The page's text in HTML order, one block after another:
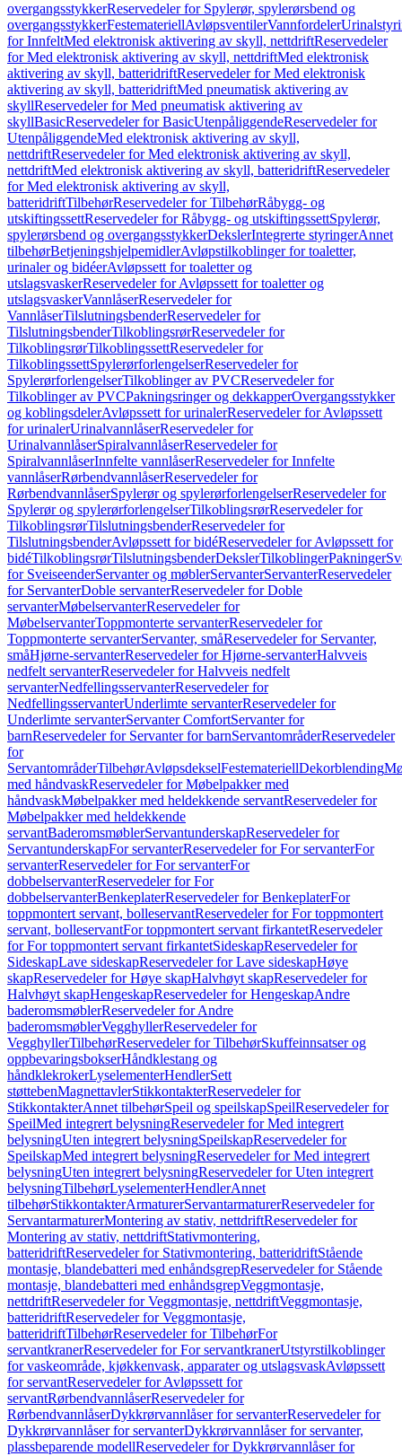
overgangsstykkerReservedeler for Spylerør, spylerørsbend og
overgangsstykkerFestemateriellAvløpsventilerVannfordeler
for InnfeltMed elektronisk aktivering av skyll, nettdriftReservedeler
for Med elektronisk aktivering av skyll, nettdriftMed elektronisk
aktivering av skyll, batteridriftReservedeler for Med elektronisk
aktivering av skyll, batteridriftMed pneumatisk aktivering av
skyllReservedeler for Med pneumatisk aktivering av
skyllBasicReservedeler for BasicUtenpåliggendeReservedeler for
UtenpåliggendeMed elektronisk aktivering av skyll,
nettdriftReservedeler for Med elektronisk aktivering av skyll,
nettdriftMed elektronisk aktivering av skyll, batteridriftReservedeler
for Med elektronisk aktivering av skyll,
batteridriftTilbehørReservedeler for TilbehørRåbygg- og
utskiftingssettReservedeler for Råbygg- og utskiftingssettSpylerør,
spylerørsbend og overgangsstykkerDekslerIntegrerte styringerAnnet
tilbehørBetjeningshjelpemidlerAvløpstilkoblinger for toaletter,
urinaler og bidéerAvløpssett for toaletter og
utslagsvaskerReservedeler for Avløpssett for toaletter og
utslagsvaskerVannlåserReservedeler for
VannlåserTilslutningsbenderReservedeler for
TilslutningsbenderTilkoblingsrørReservedeler for
TilkoblingsrørTilkoblingssettReservedeler for
TilkoblingssettSpylerørforlengelserReservedeler for
SpylerørforlengelserTilkoblinger av PVCReservedeler for
Tilkoblinger av PVCPakningsringer og dekkapperOvergangsstykker
og koblingsdelerAvløpssett for urinalerReservedeler for Avløpssett
for urinalerUrinalvannlåserReservedeler for
UrinalvannlåserSpiralvannlåserReservedeler for
SpiralvannlåserInnfelte vannlåserReservedeler for Innfelte
vannlåserRørbendvannlåserReservedeler for
RørbendvannlåserSpylerør og spylerørforlengelserReservedeler for
Spylerør og spylerørforlengelserTilkoblingsrørReservedeler for
TilkoblingsrørTilslutningsbenderReservedeler for
TilslutningsbenderAvløpssett for bidéReservedeler for Avløpssett for
bidéTilkoblingsrørTilslutningsbenderDekslerTilkoblingerPakninger
for SveiseenderServanter og møblerServanterServanterReservedeler
for ServanterDoble servanterReservedeler for Doble
servanterMøbelservanterReservedeler for
MøbelservanterToppmonterte servanterReservedeler for
Toppmonterte servanterServanter, småReservedeler for Servanter,
småHjørne-servanterReservedeler for Hjørne-servanterHalvveis
nedfelt servanterReservedeler for Halvveis nedfelt
servanterNedfellingsservanterReservedeler for
NedfellingsservanterUnderlimte servanterReservedeler for
Underlimte servanterServanter ComfortServanter for
barnReservedeler for Servanter for barnServantområderReservedeler
for
ServantområderTilbehørAvløpsdekselFestemateriellDekorblending
med håndvaskReservedeler for Møbelpakker med
håndvaskMøbelpakker med heldekkende servantReservedeler for
Møbelpakker med heldekkende
servantBaderomsmøblerServantunderskapReservedeler for
ServantunderskapFor servanterReservedeler for For servanterFor
servanterReservedeler for For servanterFor
dobbelservanterReservedeler for For
dobbelservanterBenkeplaterReservedeler for BenkeplaterFor
toppmontert servant, bolleservantReservedeler for For toppmontert
servant, bolleservantFor toppmontert servant firkantetReservedeler
for For toppmontert servant firkantetSideskapReservedeler for
SideskapLave sideskapReservedeler for Lave sideskapHøye
skapReservedeler for Høye skapHalvhøyt skapReservedeler for
Halvhøyt skapHengeskapReservedeler for HengeskapAndre
baderomsmøblerReservedeler for Andre
baderomsmøblerVegghyllerReservedeler for
VegghyllerTilbehørReservedeler for TilbehørSkuffeinnsatser og
oppbevaringsbokserHåndklestang og
håndklekrokerLyselementerHendlerSett
støttebenMagnettavlerStikkontakterReservedeler for
StikkontakterAnnet tilbehørSpeil og speilskapSpeilReservedeler for
SpeilMed integrert belysningReservedeler for Med integrert
belysningUten integrert belysningSpeilskapReservedeler for
SpeilskapMed integrert belysningReservedeler for Med integrert
belysningUten integrert belysningReservedeler for Uten integrert
belysningTilbehørLyselementerHendlerAnnet
tilbehørStikkontakterArmaturerServantarmaturerReservedeler for
ServantarmaturerMontering av stativ, nettdriftReservedeler for
Montering av stativ, nettdriftStativmontering,
batteridriftReservedeler for Stativmontering, batteridriftStående
montasje, blandebatteri med enhåndsgrepReservedeler for Stående
montasje, blandebatteri med enhåndsgrepVeggmontasje,
nettdriftReservedeler for Veggmontasje, nettdriftVeggmontasje,
batteridriftReservedeler for Veggmontasje,
batteridriftTilbehørReservedeler for TilbehørFor
servantkranerReservedeler for For servantkranerUtstyrstilkoblinger
for vaskeområde, kjøkkenvask, apparater og utslagsvaskAvløpssett
for servantReservedeler for Avløpssett for
servantRørbendvannlåserReservedeler for
RørbendvannlåserDykkrørvannlåser for servanterReservedeler for
Dykkrørvannlåser for servanterDykkrørvannlåser for servanter,
plassbeparende modellReservedeler for Dykkrørvannlåser for